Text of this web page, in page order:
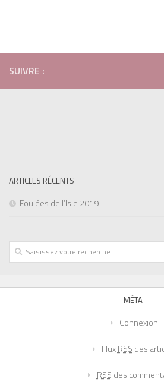
SUIVRE :
ARTICLES RÉCENTS
Foulées de l’Isle 2019
MÉTA
Connexion
FluxRSS des
RSS des